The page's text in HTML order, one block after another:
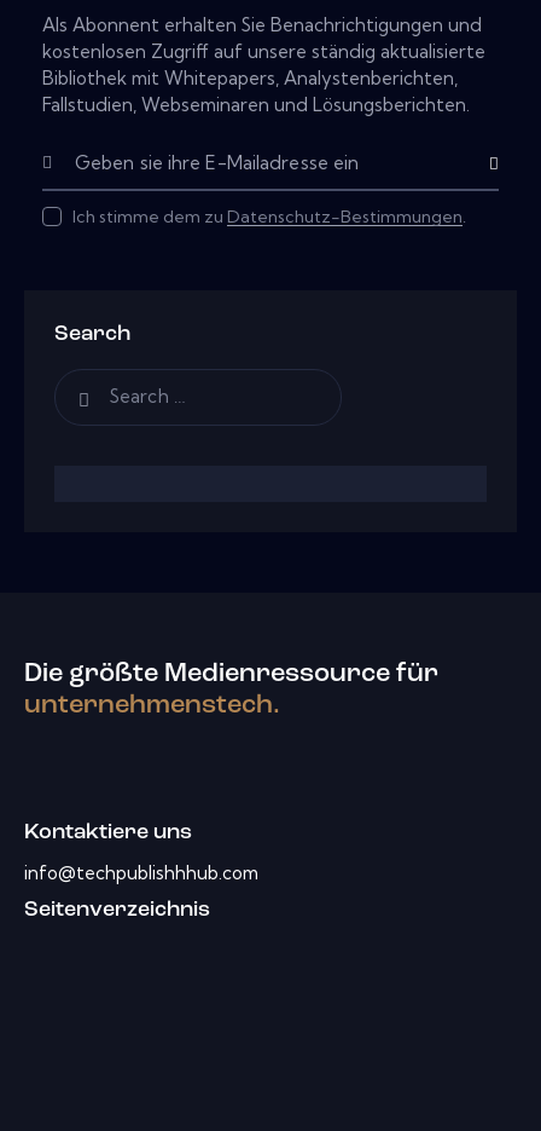
Als Abonnent erhalten Sie Benachrichtigungen und
kostenlosen Zugriff auf unsere ständig aktualisierte
Bibliothek mit Whitepapers, Analystenberichten,
Fallstudien, Webseminaren und Lösungsberichten.
Subscribe
Ich stimme dem zu Datenschutz-Bestimmungen.
Search
Die größte Medienressource für
unternehmenstech.
Kontaktiere uns
info@techpublishhhub.com
Seitenverzeichnis